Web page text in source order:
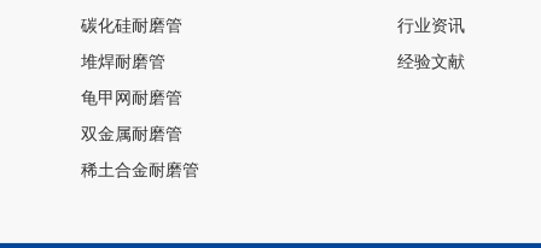
碳化硅耐磨管
堆焊耐磨管
龟甲网耐磨管
双金属耐磨管
稀土合金耐磨管
行业资讯
经验文献